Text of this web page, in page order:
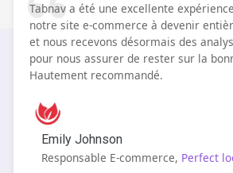
Tabnav a été une excellente
notre site e-commerce à devenir
et nous recevons désormais des
pour nous assurer de rester sur la
Hautement recommandé.
Emily Johnson
Responsable E-commerce, Perfect